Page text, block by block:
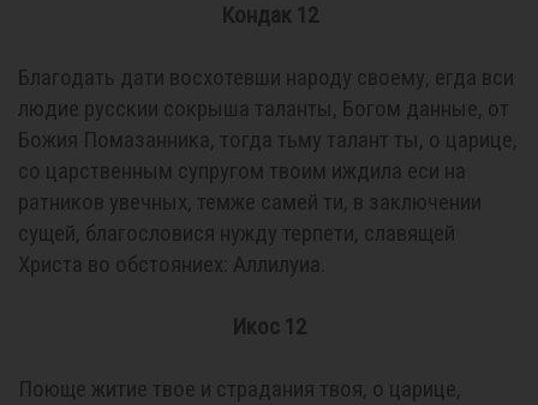
Кондак 12
Благодать дати восхотевши народу своему, егда вси
людие русскии сокрыша таланты, Богом данные, от
Божия Помазанника, тогда тьму талант ты, о царице,
со царственным супругом твоим иждила еси на
ратников увечных, темже самей ти, в заключении
сущей, благословися нужду терпети, славящей
Христа во обстояниех: Аллилуиа.
Икос 12
Поюще житие твое и страдания твоя, о царице,